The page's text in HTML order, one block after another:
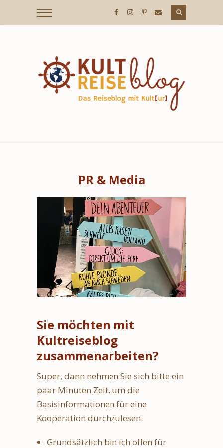
PR & Media
Sie möchten mit
Kultreiseblog
zusammenarbeiten?
Super, dann nehmen Sie sich bitte ein
paar Minuten Zeit, um die
Basisinformationen für eine
Kooperation durchzulesen.
Grundsätzlich bin ich offen für